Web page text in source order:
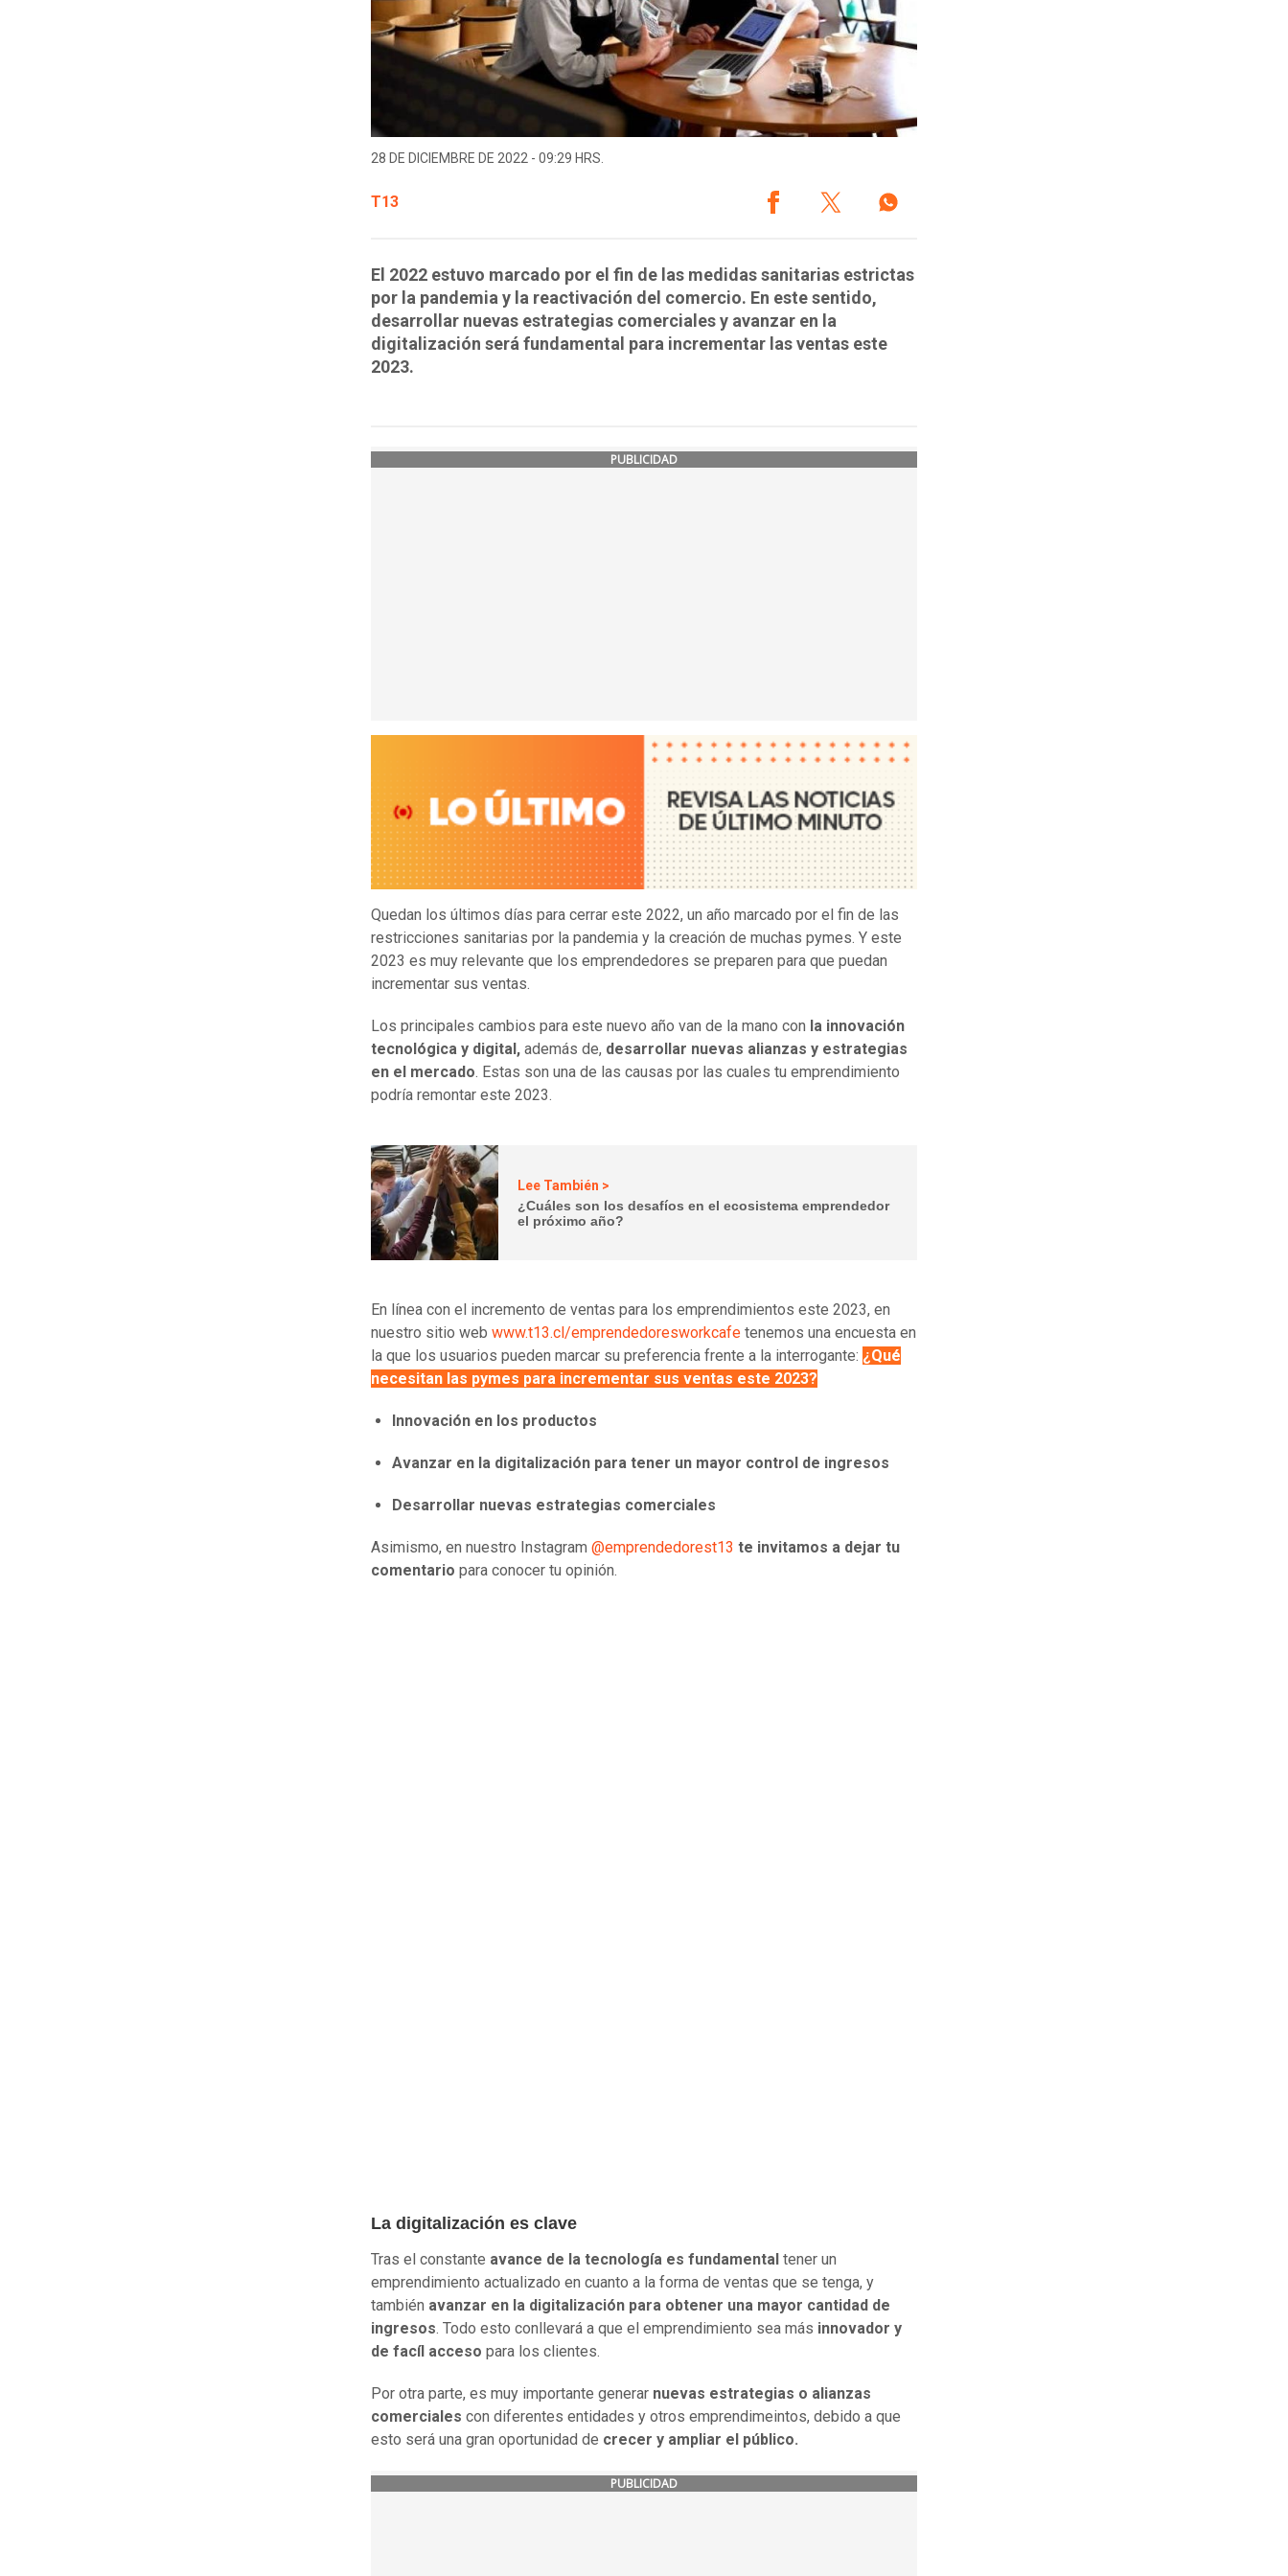
28 DE DICIEMBRE DE 2022 - 09:29 HRS.
T13
El 2022 estuvo marcado por el fin de las medidas sanitarias estrictas
por la pandemia y la reactivación del comercio. En este sentido,
desarrollar nuevas estrategias comerciales y avanzar en la
digitalización será fundamental para incrementar las ventas este
2023.
PUBLICIDAD
Quedan los últimos días para cerrar este 2022, un año marcado por el fin de las
restricciones sanitarias por la pandemia y la creación de muchas pymes. Y este
2023 es muy relevante que los emprendedores se preparen para que puedan
incrementar sus ventas.
Los principales cambios para este nuevo año van de la mano con la innovación
tecnológica y digital, además de, desarrollar nuevas alianzas y estrategias
en el mercado. Estas son una de las causas por las cuales tu emprendimiento
podría remontar este 2023.
Lee También >
¿Cuáles son los desafíos en el ecosistema emprendedor
el próximo año?
En línea con el incremento de ventas para los emprendimientos este 2023, en
nuestro sitio web www.t13.cl/emprendedoresworkcafe tenemos una encuesta en
la que los usuarios pueden marcar su preferencia frente a la interrogante: ¿Qué
necesitan las pymes para incrementar sus ventas este 2023?
Innovación en los productos
Avanzar en la digitalización para tener un mayor control de ingresos
Desarrollar nuevas estrategias comerciales
Asimismo, en nuestro Instagram @emprendedorest13 te invitamos a dejar tu
comentario para conocer tu opinión.
La digitalización es clave
Tras el constante avance de la tecnología es fundamental tener un
emprendimiento actualizado en cuanto a la forma de ventas que se tenga, y
también avanzar en la digitalización para obtener una mayor cantidad de
ingresos. Todo esto conllevará a que el emprendimiento sea más innovador y
de facíl acceso para los clientes.
Por otra parte, es muy importante generar nuevas estrategias o alianzas
comerciales con diferentes entidades y otros emprendimeintos, debido a que
esto será una gran oportunidad de crecer y ampliar el público.
PUBLICIDAD